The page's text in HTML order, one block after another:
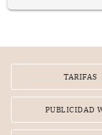
por la frustrada
TARIFAS
PUBLICIDAD